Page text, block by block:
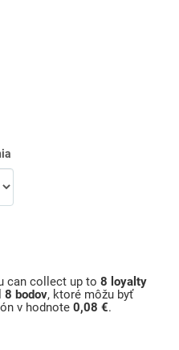
can collect up to 8 loyalty
8 bodov, ktoré môžu byť
v hodnote 0,08 €.